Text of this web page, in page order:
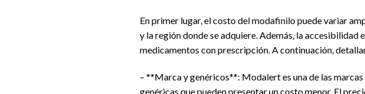
En primer lugar, el costo del modafinilo puede variar
y la región donde se adquiere. Además, la
medicamentos con prescripción. A continuación,
– **Marca y genéricos**: Modalert es una de las
genéricas que pueden presentar un costo menor. El